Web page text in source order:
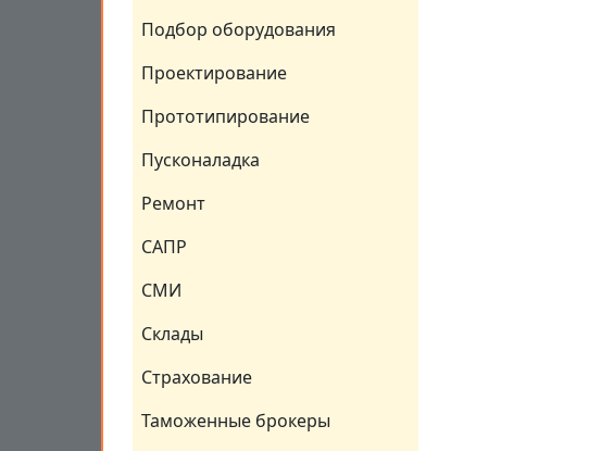
Подбор оборудования
Проектирование
Прототипирование
Пусконаладка
Ремонт
САПР
СМИ
Склады
Страхование
Таможенные брокеры